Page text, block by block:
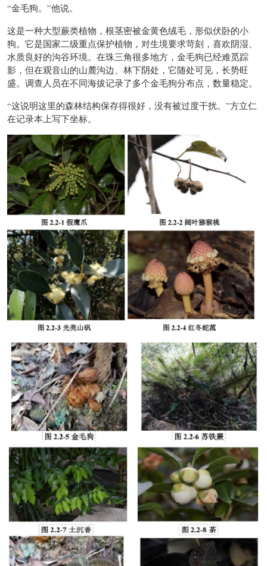
“金毛狗。”他说。
这是一种大型蕨类植物，根茎密被金黄色绒毛，形似伏卧的小
狗。它是国家二级重点保护植物，对生境要求苛刻，喜欢阴湿、
水质良好的沟谷环境。在珠三角很多地方，金毛狗已经难觅踪
影，但在观音山的山麓沟边、林下阴处，它随处可见，长势旺
盛。调查人员在不同海拔记录了多个金毛狗分布点，数量稳定。
“这说明这里的森林结构保存得很好，没有被过度干扰。”方立仁
在记录本上写下坐标。